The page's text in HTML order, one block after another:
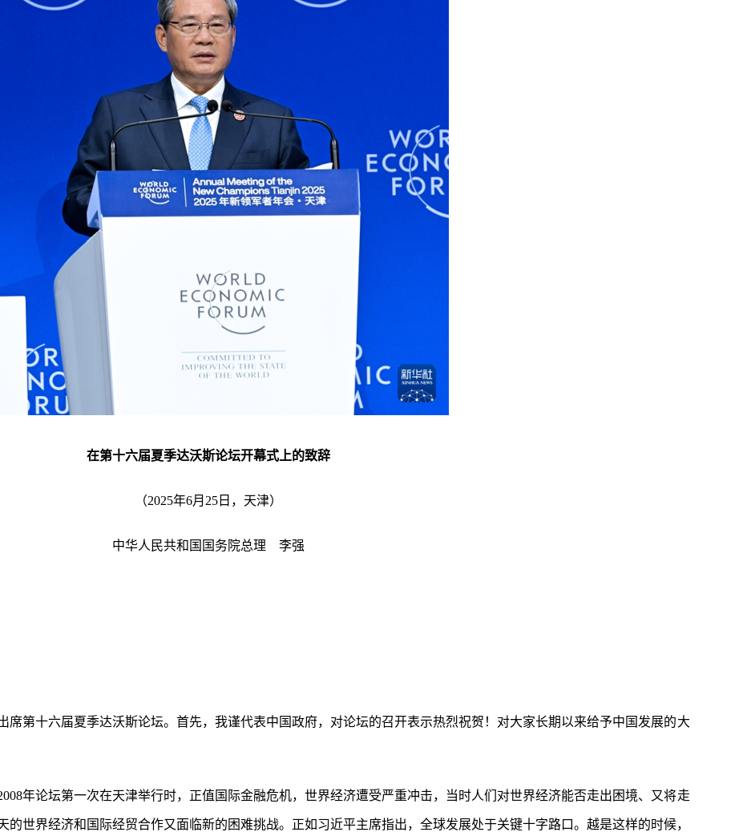
在第十六届夏季达沃斯论坛开幕式上的致辞
（2025年6月25日，天津）
中华人民共和国国务院总理 李强
席第十六届夏季达沃斯论坛。首先，我谨代表中国政府，对论坛的召开表示热烈祝贺！对大家长期以来给予中国发展的大
年论坛第一次在天津举行时，正值国际金融危机，世界经济遭受严重冲击，当时人们对世界经济能否走出困境、又将走
世界经济和国际经贸合作又面临新的困难挑战。正如习近平主席指出，全球发展处于关键十字路口。越是这样的时候，